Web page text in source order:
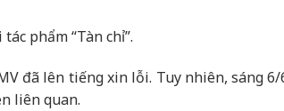
phẩm “Tàn chỉ”.
đã lên tiếng xin lỗi. Tuy nhiên, sáng 6/
liên quan.